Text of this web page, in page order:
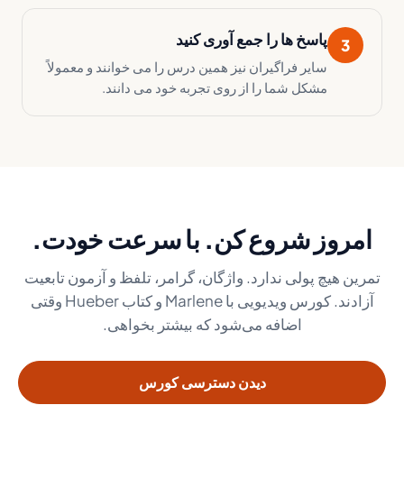
3 پاسخ ها را جمع آوری کنید
سایر فراگیران نیز همین درس را می خوانند و معمولاً
مشکل شما را از روی تجربه خود می دانند.
امروز شروع کن. با سرعت خودت.
تمرین هیچ پولی ندارد. واژگان، گرامر، تلفظ و آزمون تابعیت
آزادند. کورس ویدیویی با Marlene و کتاب Hueber وقتی
اضافه می‌شود که بیشتر بخواهی.
دیدن دسترسی کورس